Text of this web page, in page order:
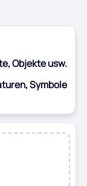
Objekte usw.
Symbole
Vor Nach